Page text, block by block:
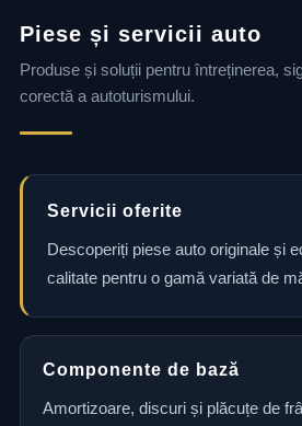
Piese și servicii auto
Produse și soluții pentru întreținerea,
corectă a autoturismului.
Servicii oferite
Descoperiți piese auto originale și
calitate pentru o gamă variată de
Componente de bază
Amortizoare, discuri și plăcuțe de